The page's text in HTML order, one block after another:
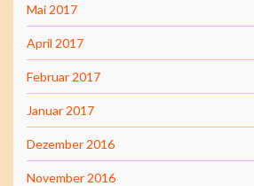
Mai 2017
April 2017
Februar 2017
Januar 2017
Dezember 2016
November 2016